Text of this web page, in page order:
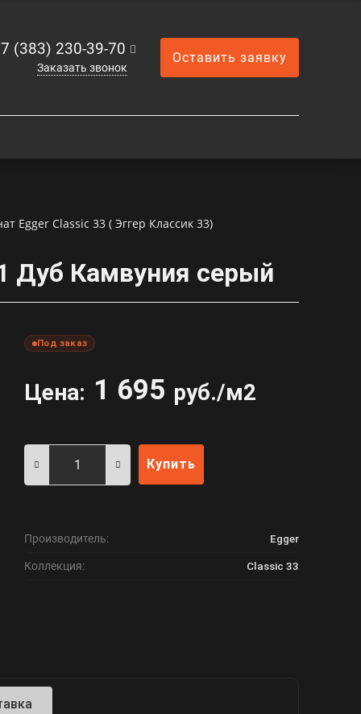
(383) 230-39-70
Заказать звонок
Оставить заявку
Egger Classic 33 ( Эггер Классик 33)
Дуб Камвуния серый
Под заказ
Цена: 1 695 руб./м2
Купить
Производитель: Egger
Коллекция: Classic 33